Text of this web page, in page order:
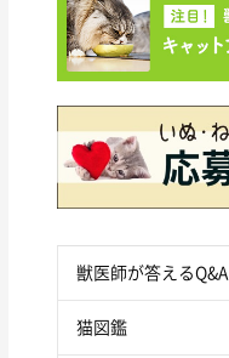
獣医師が答えるQ&A
猫図鑑